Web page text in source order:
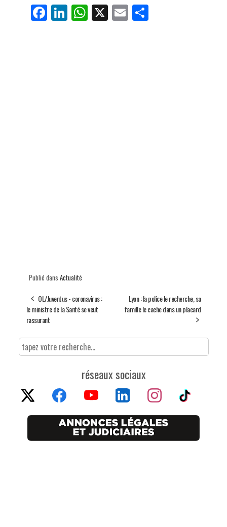
Fa
ce
Li
nk
W
ha
X E
m
Pa
Publié dans Actualité
OL/Juventus - coronavirus :
le ministre de la Santé se veut
rassurant
Lyon : la police le recherche, sa
famille le cache dans un placard
réseaux sociaux